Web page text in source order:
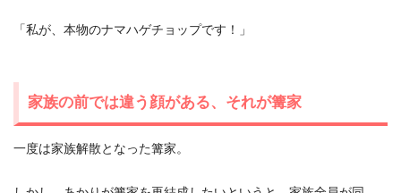
「私が、本物のナマハゲチョップです！」
家族の前では違う顔がある、それが篝家
一度は家族解散となった篝家。